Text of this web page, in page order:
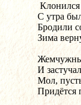
С утра
Бродили
Зима
И
Мол,
Придётся